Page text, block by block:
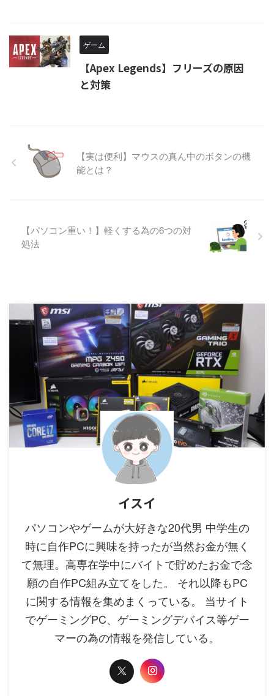
ゲーム
【Apex Legends】フリーズの原因
と対策
【実は便利】マウスの真ん中のボタンの機
能とは？
【パソコン重い！】軽くする為の6つの対
処法
イスイ
パソコンやゲームが大好きな20代男 中学生の
時に自作PCに興味を持ったが当然お金が無く
て無理。高専在学中にバイトで貯めたお金で念
願の自作PC組み立てをした。 それ以降もPC
に関する情報を集めまくっている。 当サイト
でゲーミングPC、ゲーミングデバイス等ゲー
マーの為の情報を発信している。